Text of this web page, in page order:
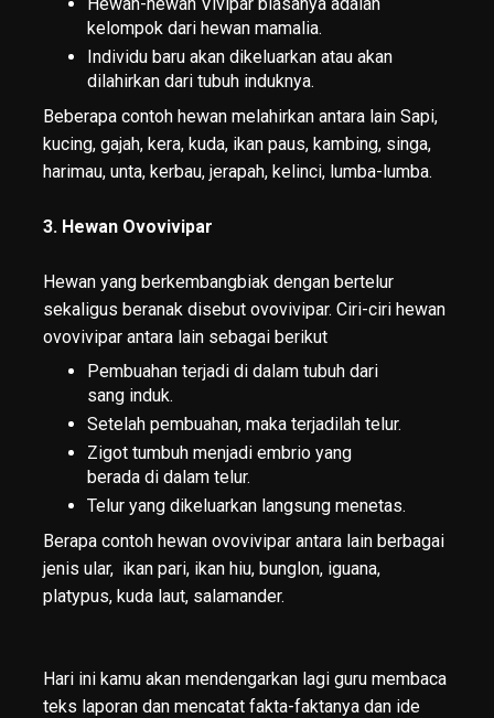
kelompok dari hewan mamalia.
Individu baru akan dikeluarkan atau akan
dilahirkan dari tubuh induknya.
Beberapa contoh hewan melahirkan antara lain Sapi,
kucing, gajah, kera, kuda, ikan paus, kambing, singa,
harimau, unta, kerbau, jerapah, kelinci, lumba-lumba.
3. Hewan Ovovivipar
Hewan yang berkembangbiak dengan bertelur
sekaligus beranak disebut ovovivipar. Ciri-ciri hewan
ovovivipar antara lain sebagai berikut
Pembuahan terjadi di dalam tubuh dari
sang induk.
Setelah pembuahan, maka terjadilah telur.
Zigot tumbuh menjadi embrio yang
berada di dalam telur.
Telur yang dikeluarkan langsung menetas.
Berapa contoh hewan ovovivipar antara lain berbagai
jenis ular, ikan pari, ikan hiu, bunglon, iguana,
platypus, kuda laut, salamander.
Hari ini kamu akan mendengarkan lagi guru membaca
teks laporan dan mencatat fakta-faktanya dan ide